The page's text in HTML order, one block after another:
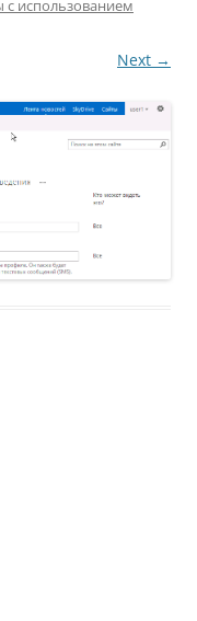
с использованием
Next →